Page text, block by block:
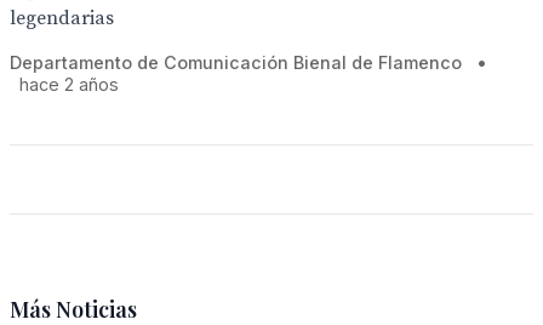
legendarias
Departamento de Comunicación Bienal de Flamenco
•
hace 2 años
Más Noticias